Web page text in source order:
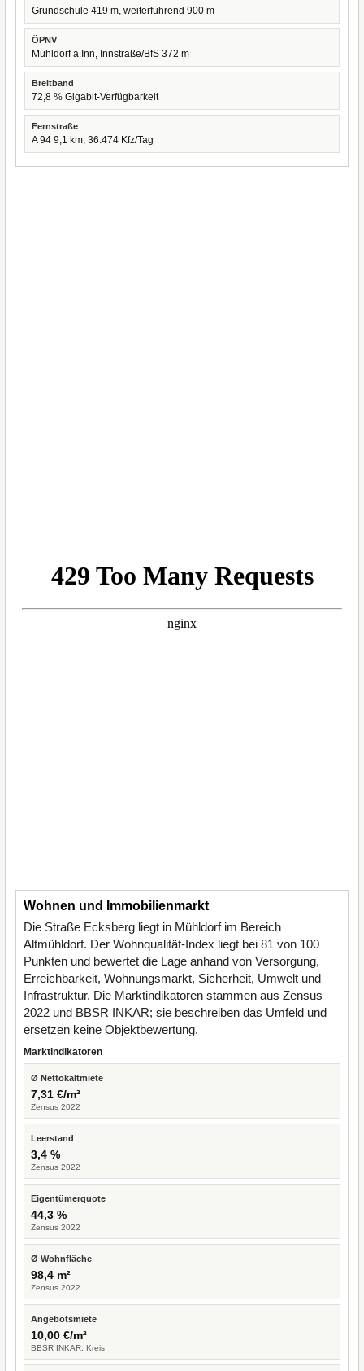
Grundschule 419 m, weiterführend 900 m
ÖPNV
Mühldorf a.Inn, Innstraße/BfS 372 m
Breitband
72,8 % Gigabit-Verfügbarkeit
Fernstraße
A 94 9,1 km, 36.474 Kfz/Tag
Wohnen und Immobilienmarkt
Die Straße Ecksberg liegt in Mühldorf im Bereich
Altmühldorf. Der Wohnqualität-Index liegt bei 81 von 100
Punkten und bewertet die Lage anhand von Versorgung,
Erreichbarkeit, Wohnungsmarkt, Sicherheit, Umwelt und
Infrastruktur. Die Marktindikatoren stammen aus Zensus
2022 und BBSR INKAR; sie beschreiben das Umfeld und
ersetzen keine Objektbewertung.
Marktindikatoren
Ø Nettokaltmiete
7,31 €/m²
Zensus 2022
Leerstand
3,4 %
Zensus 2022
Eigentümerquote
44,3 %
Zensus 2022
Ø Wohnfläche
98,4 m²
Zensus 2022
Angebotsmiete
10,00 €/m²
BBSR INKAR, Kreis